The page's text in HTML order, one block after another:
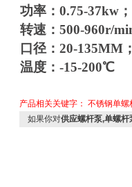
功率：0.75-37kw；
转速：500-960r/
口径：20-135MM
温度：-15-200℃
产品相关关键字： 不锈钢单螺
如果你对供应螺杆泵,单螺杆